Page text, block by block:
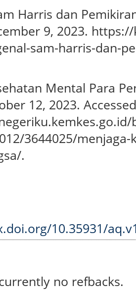
Harris dan
9, 2023.
sam-harris-dan-
Mental Para
12, 2023.
3644025/
.
10.35931/
no refbacks.